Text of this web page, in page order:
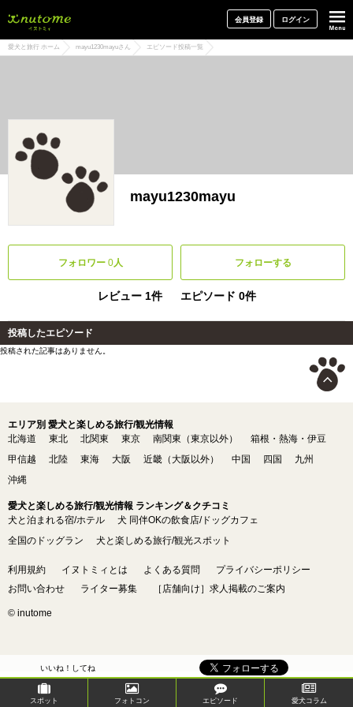
会員登録 ログイン
いいね！してね
愛犬と旅行 ホーム mayu1230mayuさん エピソード投稿一覧
mayu1230mayu
フォロワー 0人 フォローする
レビュー 1件 エピソード 0件
投稿したエピソード
投稿された記事はありません。
エリア別 愛犬と楽しめる旅行/観光情報
北海道
東北 北関東 東京 南関東（東京以外）
箱根・熱海・伊豆
甲信越
北陸 東海 大阪 近畿（大阪以外） 中国 四国
九州
沖縄
愛犬と楽しめる旅行/観光情報 ランキング＆クチコミ
犬と泊まれる宿/ホテル
犬 同伴OKの飲食店/ドッグカフェ
全国のドッグラン
犬と楽しめる旅行/観光スポット
利用規約 イヌトミィとは よくある質問
プライバシーポリシー
お問い合わせ
ライター募集 ［店舗向け］求人掲載のご案内
© inutome
スポット フォトコン エピソード 愛犬コラム